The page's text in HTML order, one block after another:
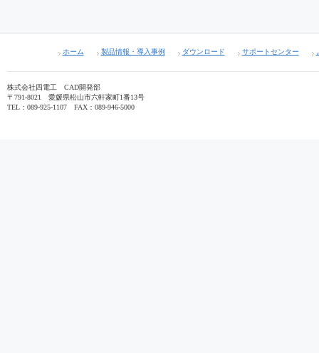
ホーム 製品情報・導入事例 ダウンロード サポートセンター
株式会社四電工 CAD開発部
〒791-8021 愛媛県松山市六軒家町1番13号
TEL：089-925-1107 FAX：089-946-5000